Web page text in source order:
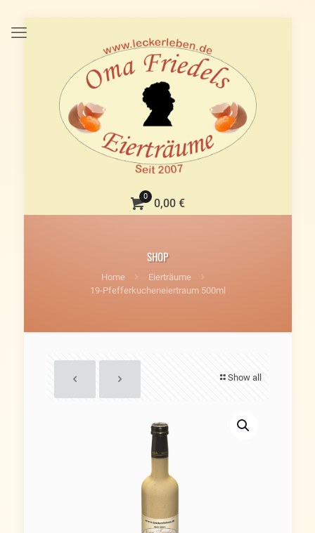
0
0,00 €
SHOP
Home
Eierträume
19-Pfefferkucheneiertraum 500ml
Show all